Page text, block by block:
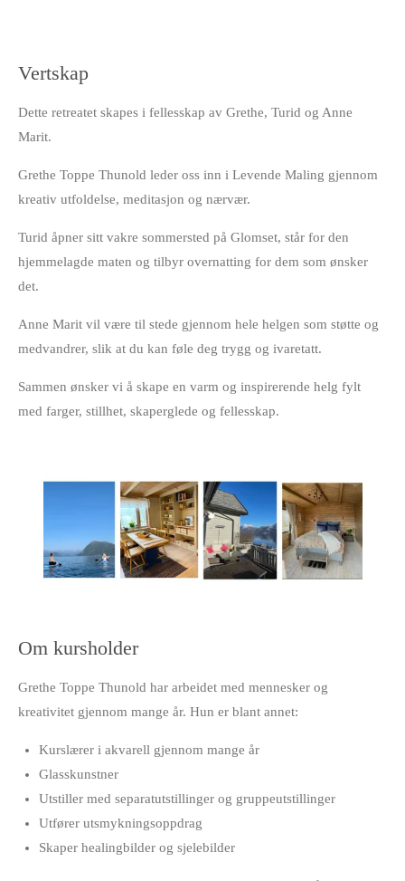
Vertskap
Dette retreatet skapes i fellesskap av Grethe, Turid og Anne
Marit.
Grethe Toppe Thunold leder oss inn i Levende Maling gjennom
kreativ utfoldelse, meditasjon og nærvær.
Turid åpner sitt vakre sommersted på Glomset, står for den
hjemmelagde maten og tilbyr overnatting for dem som ønsker
det.
Anne Marit vil være til stede gjennom hele helgen som støtte og
medvandrer, slik at du kan føle deg trygg og ivaretatt.
Sammen ønsker vi å skape en varm og inspirerende helg fylt
med farger, stillhet, skaperglede og fellesskap.
Om kursholder
Grethe Toppe Thunold har arbeidet med mennesker og
kreativitet gjennom mange år. Hun er blant annet:
Kurslærer i akvarell gjennom mange år
Glasskunstner
Utstiller med separatutstillinger og gruppeutstillinger
Utfører utsmykningsoppdrag
Skaper healingbilder og sjelebilder